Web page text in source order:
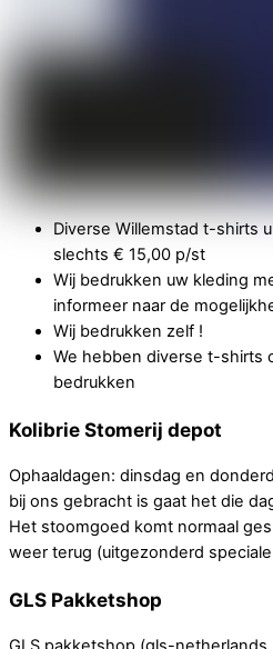
Diverse Willemstad t-shirts
slechts € 15,00 p/st
Wij bedrukken uw kleding
informeer naar de
Wij bedrukken zelf !
We hebben diverse t-shirts
bedrukken
Kolibrie Stomerij depot
Ophaaldagen: dinsdag en
bij ons gebracht is gaat het die
Het stoomgoed komt normaal
weer terug (uitgezonderd
GLS Pakketshop